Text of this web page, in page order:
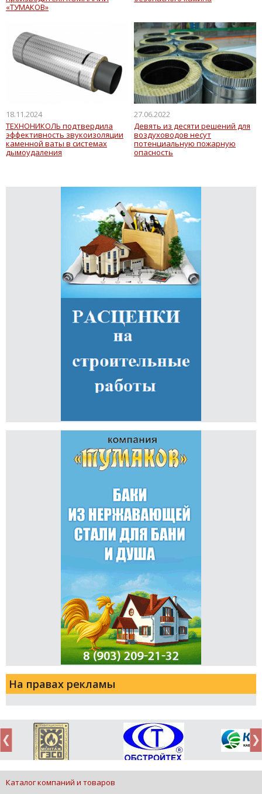
«ТУМАКОВ»
18.11.2024
ТЕХНОНИКОЛЬ подтвердила
эффективность звукоизоляции
каменной ваты в системах
дымоудаления
27.06.2022
Девять из десяти решений для
воздуховодов несут
потенциальную пожарную
опасность
На правах рекламы
Каталог компаний и товаров